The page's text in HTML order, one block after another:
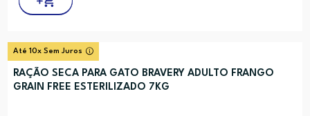
Até 10x Sem Juros
RAÇÃO SECA PARA GATO BRAVERY ADULTO FRANGO
GRAIN FREE ESTERILIZADO 7KG